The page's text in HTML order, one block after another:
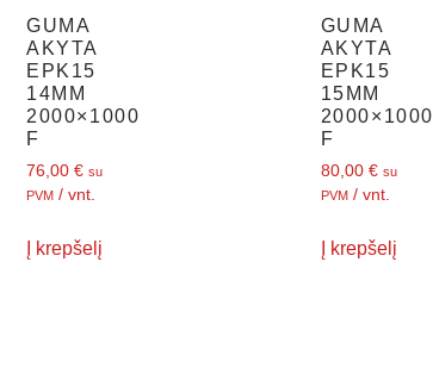
GUMA
AKYTA
EPK15
14MM
2000×1000
F
76,00 € su
PVM / vnt.
Į krepšelį
GUMA
AKYTA
EPK15
15MM
2000×1000
F
80,00 € su
PVM / vnt.
Į krepšelį